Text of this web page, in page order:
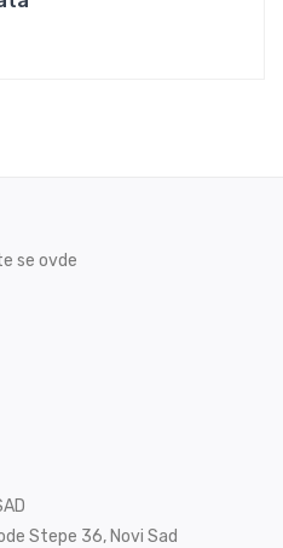
se ovde
Stepe 36, Novi Sad